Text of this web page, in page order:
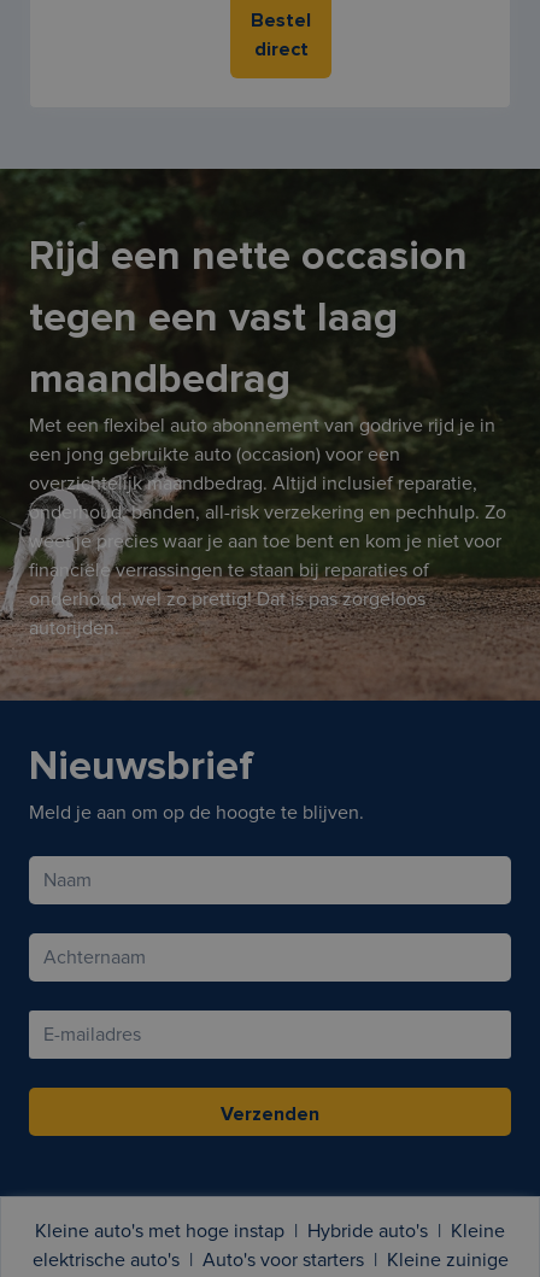
Bestel
direct
Rijd een nette occasion
tegen een vast laag
maandbedrag
Met een flexibel auto abonnement van godrive rijd je in
een jong gebruikte auto (occasion) voor een
overzichtelijk maandbedrag. Altijd inclusief reparatie,
onderhoud, banden, all-risk verzekering en pechhulp. Zo
weet je precies waar je aan toe bent en kom je niet voor
financiële verrassingen te staan bij reparaties of
onderhoud, wel zo prettig! Dat is pas zorgeloos
autorijden.
Nieuwsbrief
Meld je aan om op de hoogte te blijven.
Verzenden
Kleine auto's met hoge instap Hybride auto's
Kleine
elektrische auto's
Auto's voor starters
Kleine zuinige